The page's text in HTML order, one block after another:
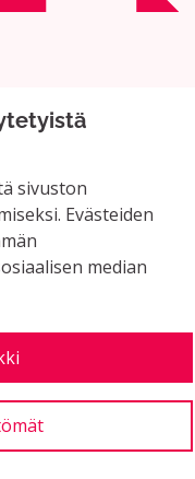
sivuston
Evästeiden
median